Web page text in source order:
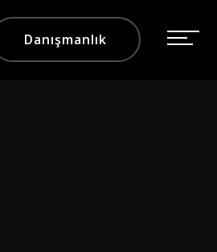
Danışmanlık